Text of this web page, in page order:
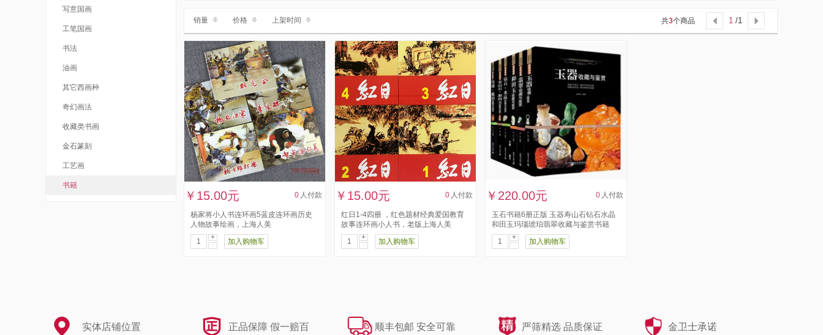
写意国画
工笔国画
书法
油画
其它西画种
奇幻画法
收藏类书画
金石篆刻
工艺画
书籍
销量 价格 上架时间 共3个商品  1 /1 
￥15.00元 0 人付款
杨家将小人书连环画5蓝皮连环画历史
人物故事绘画，上海人美
+
-
加入购物车
￥15.00元 0 人付款
红日1-4四册 ，红色题材经典爱国教育
故事连环画小人书，老版上海人美
+
-
加入购物车
￥220.00元 0 人付款
玉石书籍6册正版 玉器寿山石钻石水晶
和田玉玛瑙琥珀翡翠收藏与鉴赏书籍
+
-
加入购物车
实体店铺位置 正品保障 假一赔百 顺丰包邮 安全可靠 严筛精选 品质保证 金卫士承诺